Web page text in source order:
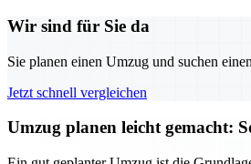
Wir sind für Sie da
Sie planen einen Umzug und suchen
Jetzt schnell vergleichen
Umzug planen leicht gemacht: